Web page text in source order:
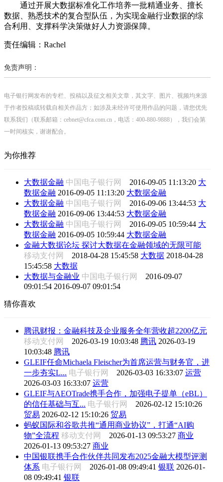
通过开展大数据标准化工作培养一批精通业务、擅长
数据、熟悉技术的复合型队伍，为实现金融行业数据的综
合利用、支撑科学决策做好人力资源保障。
责任编辑：Rachel
免责声明：
电子银行网发布的专栏、投稿以及征文相关文章，其文字、图片、视频均来源
于作者投稿或转载自相关作品方；如涉及未经许可使用作品的问题，请您优先
联系我们（联系邮箱：cebnet@cfca.com.cn，电话：400-880-9888），我们会第
一时间核实，谢谢配合。
为你推荐
大数据金融 中国电子银行网 2016-09-05 11:13:20 大
数据金融 2016-09-05 11:13:20 大数据金融
大数据金融 中国电子银行网 2016-09-06 13:44:53 大
数据金融 2016-09-06 13:44:53 大数据金融
大数据金融 中国电子银行网 2016-09-05 10:59:44 大
数据金融 2016-09-05 10:59:44 大数据金融
金融大数据论坛 探讨大数据在金融领域的无限可能
移动支付网 2018-04-28 15:45:58 大数据 2018-04-28
15:45:58 大数据
大数据与金融业 中国电子银行网 2016-09-07
09:01:54 2016-09-07 09:01:54
猜你喜欢
腾讯财报：金融科技及企业服务全年营收超2200亿元
移动支付网 2026-03-19 10:03:48 腾讯 2026-03-19
10:03:48 腾讯
GLEIF任命Michaela Fleischer为首席运营与财务官，进
一步夯实L... 电子银行网 2026-03-03 16:33:07 运营
2026-03-03 16:33:07 运营
GLEIF与AEOTrade携手合作，加强电子提单（eBL）
的信任基础与互... 电子银行网 2026-02-12 15:10:26
贸易 2026-02-12 15:10:26 贸易
蚂蚁国际和谷歌共推“通用商业协议”，打通“AI购
物”全流程 移动支付网 2026-01-13 09:53:27 商业
2026-01-13 09:53:27 商业
中国银联携手合作伙伴共同发布2025金融大模型评测
体系 电子银行网 2026-01-08 09:49:41 银联 2026-01-
08 09:49:41 银联